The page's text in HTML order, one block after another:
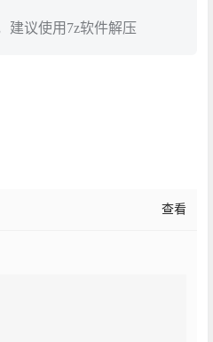
建议使用7z软件解压
查看